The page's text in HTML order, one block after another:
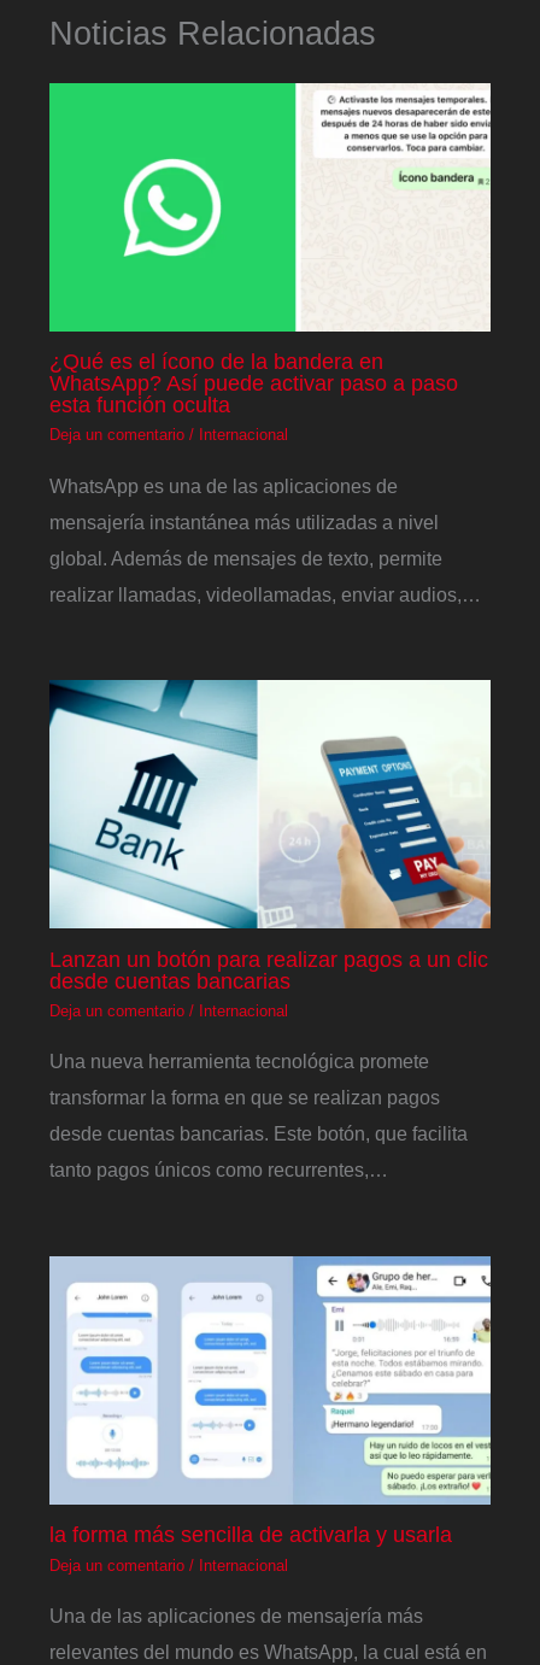
Noticias Relacionadas
¿Qué es el ícono de la bandera en
WhatsApp? Así puede activar paso a paso
esta función oculta
Deja un comentario / Internacional
WhatsApp es una de las aplicaciones de
mensajería instantánea más utilizadas a nivel
global. Además de mensajes de texto, permite
realizar llamadas, videollamadas, enviar audios,…
Lanzan un botón para realizar pagos a un clic
desde cuentas bancarias
Deja un comentario / Internacional
Una nueva herramienta tecnológica promete
transformar la forma en que se realizan pagos
desde cuentas bancarias. Este botón, que facilita
tanto pagos únicos como recurrentes,…
la forma más sencilla de activarla y usarla
Deja un comentario / Internacional
Una de las aplicaciones de mensajería más
relevantes del mundo es WhatsApp, la cual está en